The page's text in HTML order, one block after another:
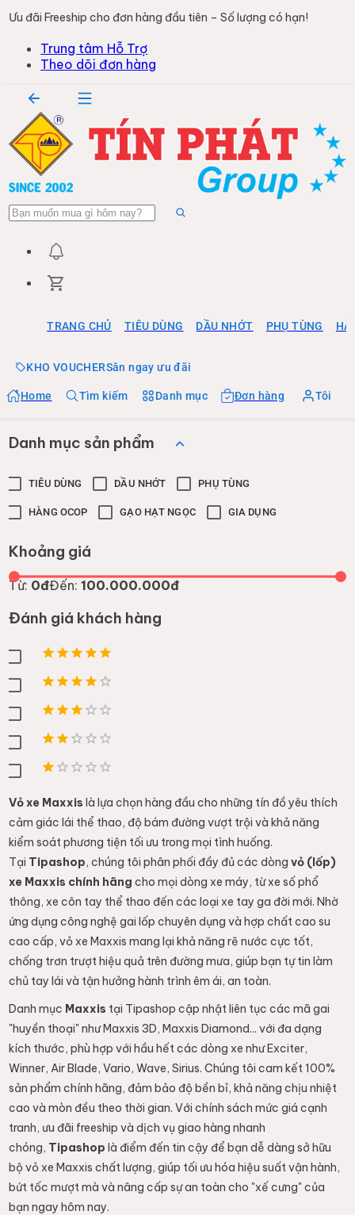
Ưu đãi Freeship cho đơn hàng đầu tiên – Số lượng có hạn!
Trung tâm Hỗ Trợ
Theo dõi đơn hàng
TRANG CHỦ TIÊU DÙNG DẦU NHỚT PHỤ TÙNG
KHO VOUCHERSăn ngay ưu đãi
Home Tìm kiếm Danh mục Đơn hàng Tôi
Danh mục sản phẩm
TIÊU DÙNG DẦU NHỚT PHỤ TÙNG
HÀNG OCOP GẠO HẠT NGỌC GIA DỤNG
Khoảng giá
Từ: 0đĐến:100.000.000đ
Đánh giá khách hàng
Vỏ xe Maxxis là lựa chọn hàng đầu cho những tín đồ yêu thích
cảm giác lái thể thao, độ bám đường vượt trội và khả năng
kiểm soát phương tiện tối ưu trong mọi tình huống.
Tại Tipashop, chúng tôi phân phối đầy đủ các dòngvỏ (lốp)
xe Maxxis chính hãng cho mọi dòng xe máy, từ xe số phổ
thông, xe côn tay thể thao đến các loại xe tay ga đời mới. Nhờ
ứng dụng công nghệ gai lốp chuyên dụng và hợp chất cao su
cao cấp, vỏ xe Maxxis mang lại khả năng rẽ nước cực tốt,
chống trơn trượt hiệu quả trên đường mưa, giúp bạn tự tin làm
chủ tay lái và tận hưởng hành trình êm ái, an toàn.
Danh mục Maxxis tại Tipashop cập nhật liên tục các mã gai
"huyền thoại" như Maxxis 3D, Maxxis Diamond... với đa dạng
kích thước, phù hợp với hầu hết các dòng xe như Exciter,
Winner, Air Blade, Vario, Wave, Sirius. Chúng tôi cam kết 100%
sản phẩm chính hãng, đảm bảo độ bền bỉ, khả năng chịu nhiệt
cao và mòn đều theo thời gian. Với chính sách mức giá cạnh
tranh, ưu đãi freeship và dịch vụ giao hàng nhanh
chóng, Tipashoplà điểm đến tin cậy để bạn dễ dàng sở hữu
bộ vỏ xe Maxxis chất lượng, giúp tối ưu hóa hiệu suất vận hành,
bứt tốc mượt mà và nâng cấp sự an toàn cho "xế cưng" của
bạn ngay hôm nay.